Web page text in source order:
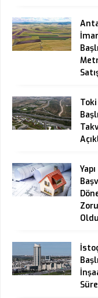
Oldu